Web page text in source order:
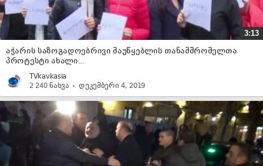
3:13
აჭარის საზოგადოებრივი მაუწყებლის თანამშრომელთა
პროტესტი ახალი...
TVkavkasia
2 240 ნახვა
დეკემბერი 4, 2019